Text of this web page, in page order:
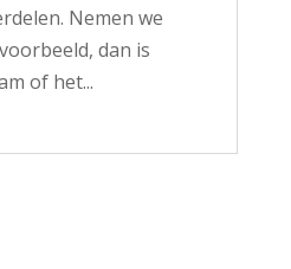
Nemen we
dan is
of het...